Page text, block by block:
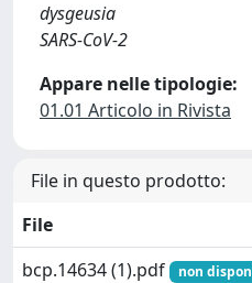
dysgeusia
SARS-CoV-2
Appare nelle tipologie:
01.01 Articolo in Rivista
File in questo prodotto:
File
bcp.14634 (1).pdf
non